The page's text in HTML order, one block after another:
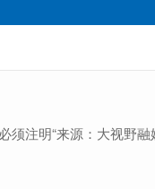
注明“来源：大视野融